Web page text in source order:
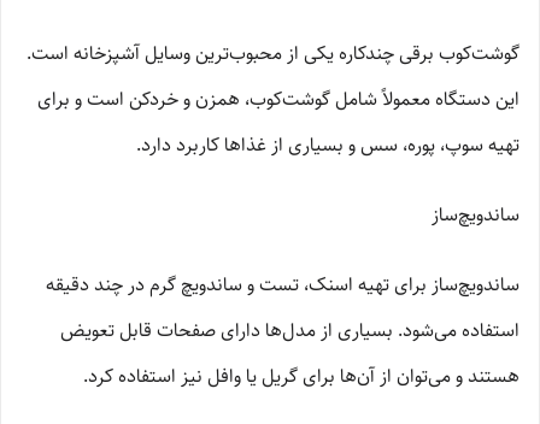
گوشت‌کوب برقی چندکاره یکی از محبوب‌ترین وسایل آشپزخانه است.
این دستگاه معمولاً شامل گوشت‌کوب، همزن و خردکن است و برای
تهیه سوپ، پوره، سس و بسیاری از غذاها کاربرد دارد.
ساندویچ‌ساز
ساندویچ‌ساز برای تهیه اسنک، تست و ساندویچ گرم در چند دقیقه
استفاده می‌شود. بسیاری از مدل‌ها دارای صفحات قابل تعویض
هستند و می‌توان از آن‌ها برای گریل یا وافل نیز استفاده کرد.